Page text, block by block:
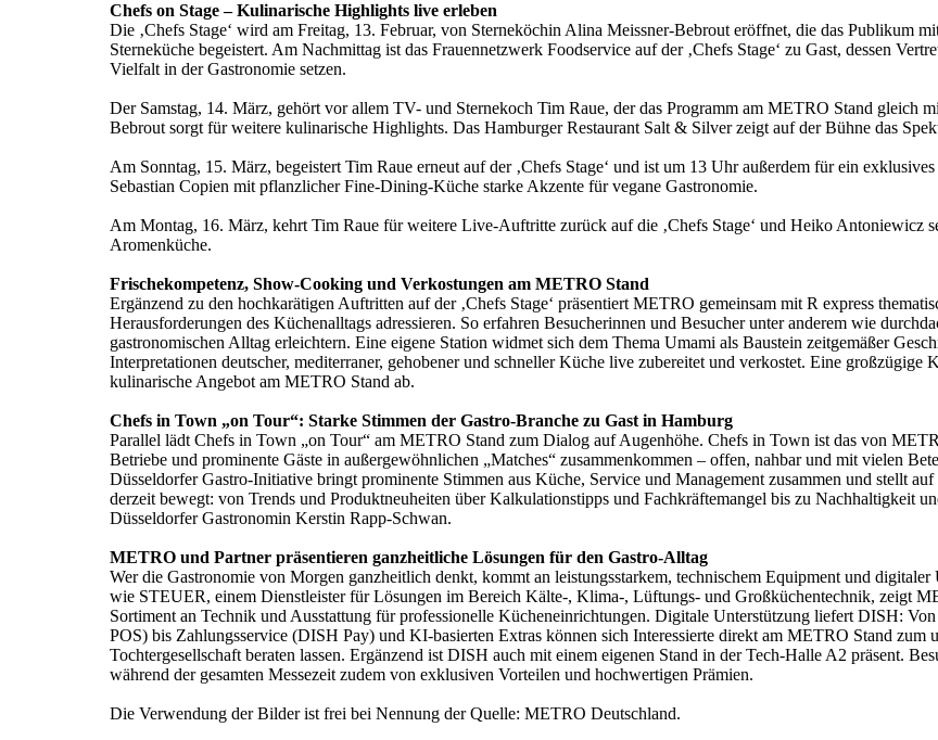
Chefs on Stage – Kulinarische Highlights live erleben
Die ‚Chefs Stage‘ wird am Freitag, 13. Februar, von Sterneköchin Alina Meissner-Bebrout eröffnet, die das Publikum
Sterneküche begeistert. Am Nachmittag ist das Frauennetzwerk Foodservice auf der ‚Chefs Stage‘ zu Gast, dessen
Vielfalt in der Gastronomie setzen.
Der Samstag, 14. März, gehört vor allem TV- und Sternekoch Tim Raue, der das Programm am METRO Stand gleich
Bebrout sorgt für weitere kulinarische Highlights. Das Hamburger Restaurant Salt & Silver zeigt auf der Bühne das
Am Sonntag, 15. März, begeistert Tim Raue erneut auf der ‚Chefs Stage‘ und ist um 13 Uhr außerdem für ein
Sebastian Copien mit pflanzlicher Fine-Dining-Küche starke Akzente für vegane Gastronomie.
Am Montag, 16. März, kehrt Tim Raue für weitere Live-Auftritte zurück auf die ‚Chefs Stage‘ und Heiko Antoniewicz
Aromenküche.
Frischekompetenz, Show-Cooking und Verkostungen am METRO Stand
Ergänzend zu den hochkarätigen Auftritten auf der ‚Chefs Stage‘ präsentiert METRO gemeinsam mit R express
Herausforderungen des Küchenalltags adressieren. So erfahren Besucherinnen und Besucher unter anderem wie
gastronomischen Alltag erleichtern. Eine eigene Station widmet sich dem Thema Umami als Baustein zeitgemäßer
Interpretationen deutscher, mediterraner, gehobener und schneller Küche live zubereitet und verkostet. Eine großzügige
kulinarische Angebot am METRO Stand ab.
Chefs in Town „on Tour“: Starke Stimmen der Gastro-Branche zu Gast in Hamburg
Parallel lädt Chefs in Town „on Tour“ am METRO Stand zum Dialog auf Augenhöhe. Chefs in Town ist das von
Betriebe und prominente Gäste in außergewöhnlichen „Matches“ zusammenkommen – offen, nahbar und mit vielen
Düsseldorfer Gastro-Initiative bringt prominente Stimmen aus Küche, Service und Management zusammen und stellt
derzeit bewegt: von Trends und Produktneuheiten über Kalkulationstipps und Fachkräftemangel bis zu Nachhaltigkeit
Düsseldorfer Gastronomin Kerstin Rapp-Schwan.
METRO und Partner präsentieren ganzheitliche Lösungen für den Gastro-Alltag
Wer die Gastronomie von Morgen ganzheitlich denkt, kommt an leistungsstarkem, technischem Equipment und
wie STEUER, einem Dienstleister für Lösungen im Bereich Kälte-, Klima-, Lüftungs- und Großküchentechnik, zeigt
Sortiment an Technik und Ausstattung für professionelle Kücheneinrichtungen. Digitale Unterstützung liefert DISH:
POS) bis Zahlungsservice (DISH Pay) und KI-basierten Extras können sich Interessierte direkt am METRO Stand
Tochtergesellschaft beraten lassen. Ergänzend ist DISH auch mit einem eigenen Stand in der Tech-Halle A2 präsent.
während der gesamten Messezeit zudem von exklusiven Vorteilen und hochwertigen Prämien.
Die Verwendung der Bilder ist frei bei Nennung der Quelle: METRO Deutschland.